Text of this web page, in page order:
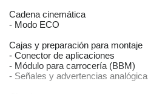
Cadena cinemática
- Modo ECO
Cajas y preparación para montaje
- Conector de aplicaciones
- Módulo para carrocería (BBM)
- Señales y advertencias